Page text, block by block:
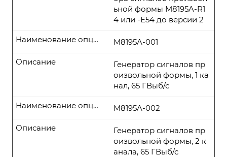
ьной формы M8195A-R1
4 или -E54 до версии 2
M8195A-001
Наименование опции
Генератор сигналов пр
оизвольной формы, 1 ка
нал, 65 ГВыб/с
Описание
M8195A-002
Наименование опции
Генератор сигналов пр
оизвольной формы, 2 к
анала, 65 ГВыб/с
Описание